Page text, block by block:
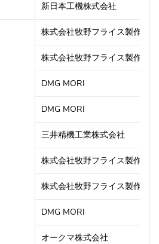
新日本工機株式会社
株式会社牧野フライス製作所
株式会社牧野フライス製作所
DMG MORI
DMG MORI
三井精機工業株式会社
株式会社牧野フライス製作所
株式会社牧野フライス製作所
DMG MORI
オークマ株式会社